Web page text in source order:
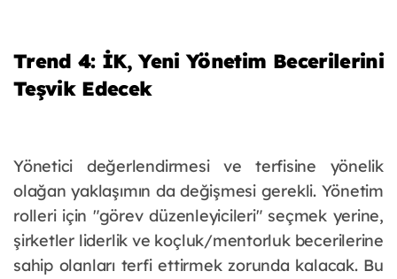
Trend 4: İK, Yeni Yönetim Becerilerini
Teşvik Edecek
Yönetici değerlendirmesi ve terfisine yönelik
olağan yaklaşımın da değişmesi gerekli. Yönetim
rolleri için "görev düzenleyicileri" seçmek yerine,
şirketler liderlik ve koçluk/mentorluk becerilerine
sahip olanları terfi ettirmek zorunda kalacak. Bu